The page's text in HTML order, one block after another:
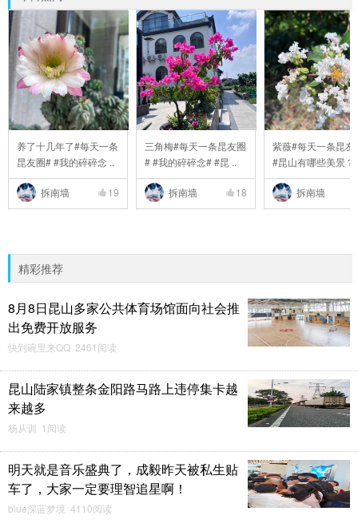
养了十几年了#每天一条
昆友圈# #我的碎碎念 ..
拆南墙 19
三角梅#每天一条昆友圈
# #我的碎碎念# #昆 ..
拆南墙 18
紫薇#每天一条昆友
#昆山有哪些美景？
拆南墙
精彩推荐
8月8日昆山多家公共体育场馆面向社会推
出免费开放服务
快到碗里来QQ 2461阅读
昆山陆家镇整条金阳路马路上违停集卡越
来越多
杨从训 1阅读
明天就是音乐盛典了，成毅昨天被私生贴
车了，大家一定要理智追星啊！
blue深蓝梦境 4110阅读